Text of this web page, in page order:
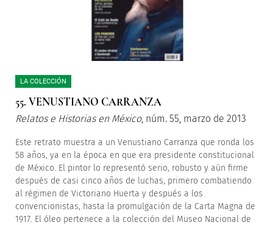
LA COLECCIÓN
55. VENUSTIANO CARRANZA
Relatos e Historias en México, núm. 55, marzo de 2013
Este retrato muestra a un Venustiano Carranza que ronda los
58 años, ya en la época en que era presidente constitucional
de México. El pintor lo representó serio, robusto y aún firme
después de casi cinco años de luchas, primero combatiendo
al régimen de Victoriano Huerta y después a los
convencionistas, hasta la promulgación de la Carta Magna de
1917. El óleo pertenece a la colección del Museo Nacional de